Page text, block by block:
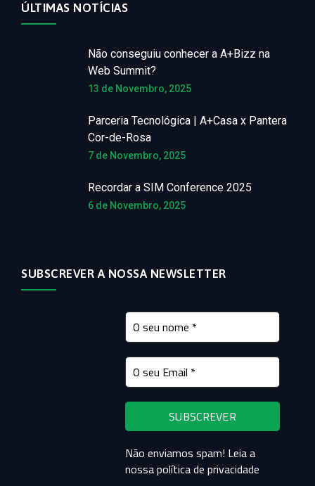
ÚLTIMAS NOTÍCIAS
Não conseguiu conhecer a A+Bizz na
Web Summit?
13 de Novembro, 2025
Parceria Tecnológica | A+Casa x Pantera
Cor-de-Rosa
7 de Novembro, 2025
Recordar a SIM Conference 2025
6 de Novembro, 2025
SUBSCREVER A NOSSA NEWSLETTER
Não enviamos spam! Leia a
nossapolítica de privacidade